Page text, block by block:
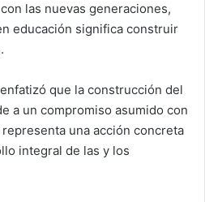
las nuevas generaciones,
educación significa construir
que la construcción del
a un compromiso asumido con
una acción concreta
integral de las y los